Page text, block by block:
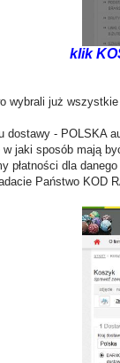
wybrali już
dostawy - POLSKA
w jaki sposób mają
płatności dla
Państwo KOD